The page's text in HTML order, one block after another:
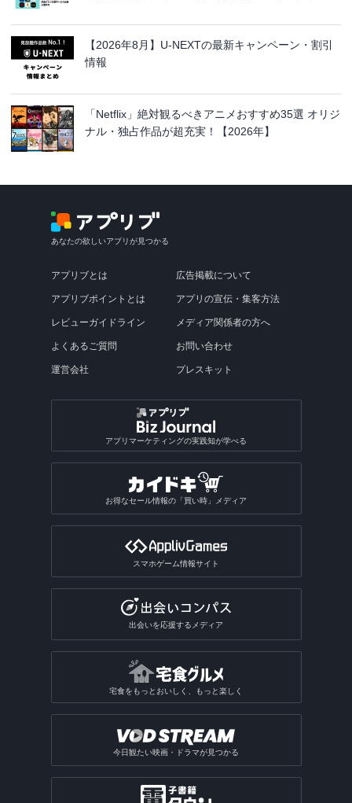
【2026年8月】U-NEXTの最新キャンペーン・割引
情報
「Netflix」絶対観るべきアニメおすすめ35選 オリジ
ナル・独占作品が超充実！【2026年】
あなたの欲しいアプリが見つかる
アプリブとは
アプリブポイントとは
レビューガイドライン
よくあるご質問
運営会社
広告掲載について
アプリの宣伝・集客方法
メディア関係者の方へ
お問い合わせ
プレスキット
アプリマーケティングの実践知が学べる
お得なセール情報の「買い時」メディア
スマホゲーム情報サイト
出会いを応援するメディア
宅食をもっとおいしく、もっと楽しく
今日観たい映画・ドラマが見つかる